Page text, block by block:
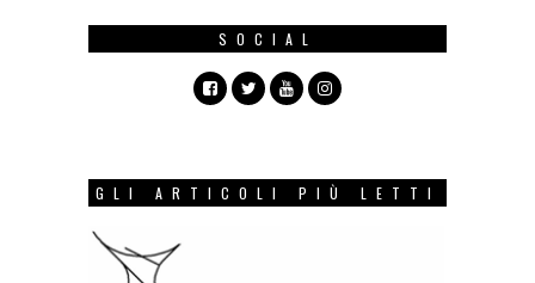
SOCIAL
GLI ARTICOLI PIÙ LETTI